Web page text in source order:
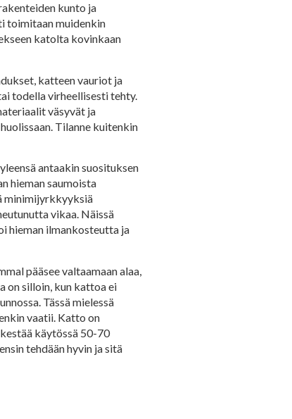
kunto ja
toimitaan muidenkin
katolta kovinkaan
katteen vauriot ja
todella virheellisesti tehty.
väsyvät ja
Tilanne kuitenkin
antaakin suosituksen
hieman saumoista
minimijyrkkyyksiä
vikaa. Näissä
hieman ilmankosteutta ja
pääsee valtaamaan alaa,
on silloin, kun kattoa ei
Tässä mielessä
vaatii. Katto on
käytössä 50-70
tehdään hyvin ja sitä